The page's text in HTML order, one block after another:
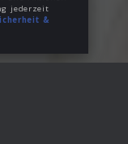
jederzeit
&